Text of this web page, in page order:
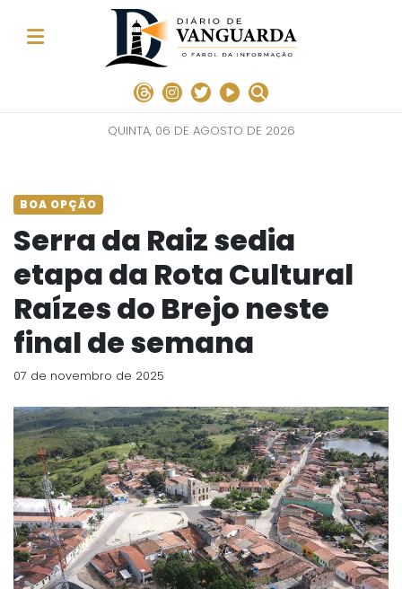
QUINTA, 06 DE AGOSTO DE 2026
BOA OPÇÃO
Serra da Raiz sedia
etapa da Rota Cultural
Raízes do Brejo neste
final de semana
07 de novembro de 2025